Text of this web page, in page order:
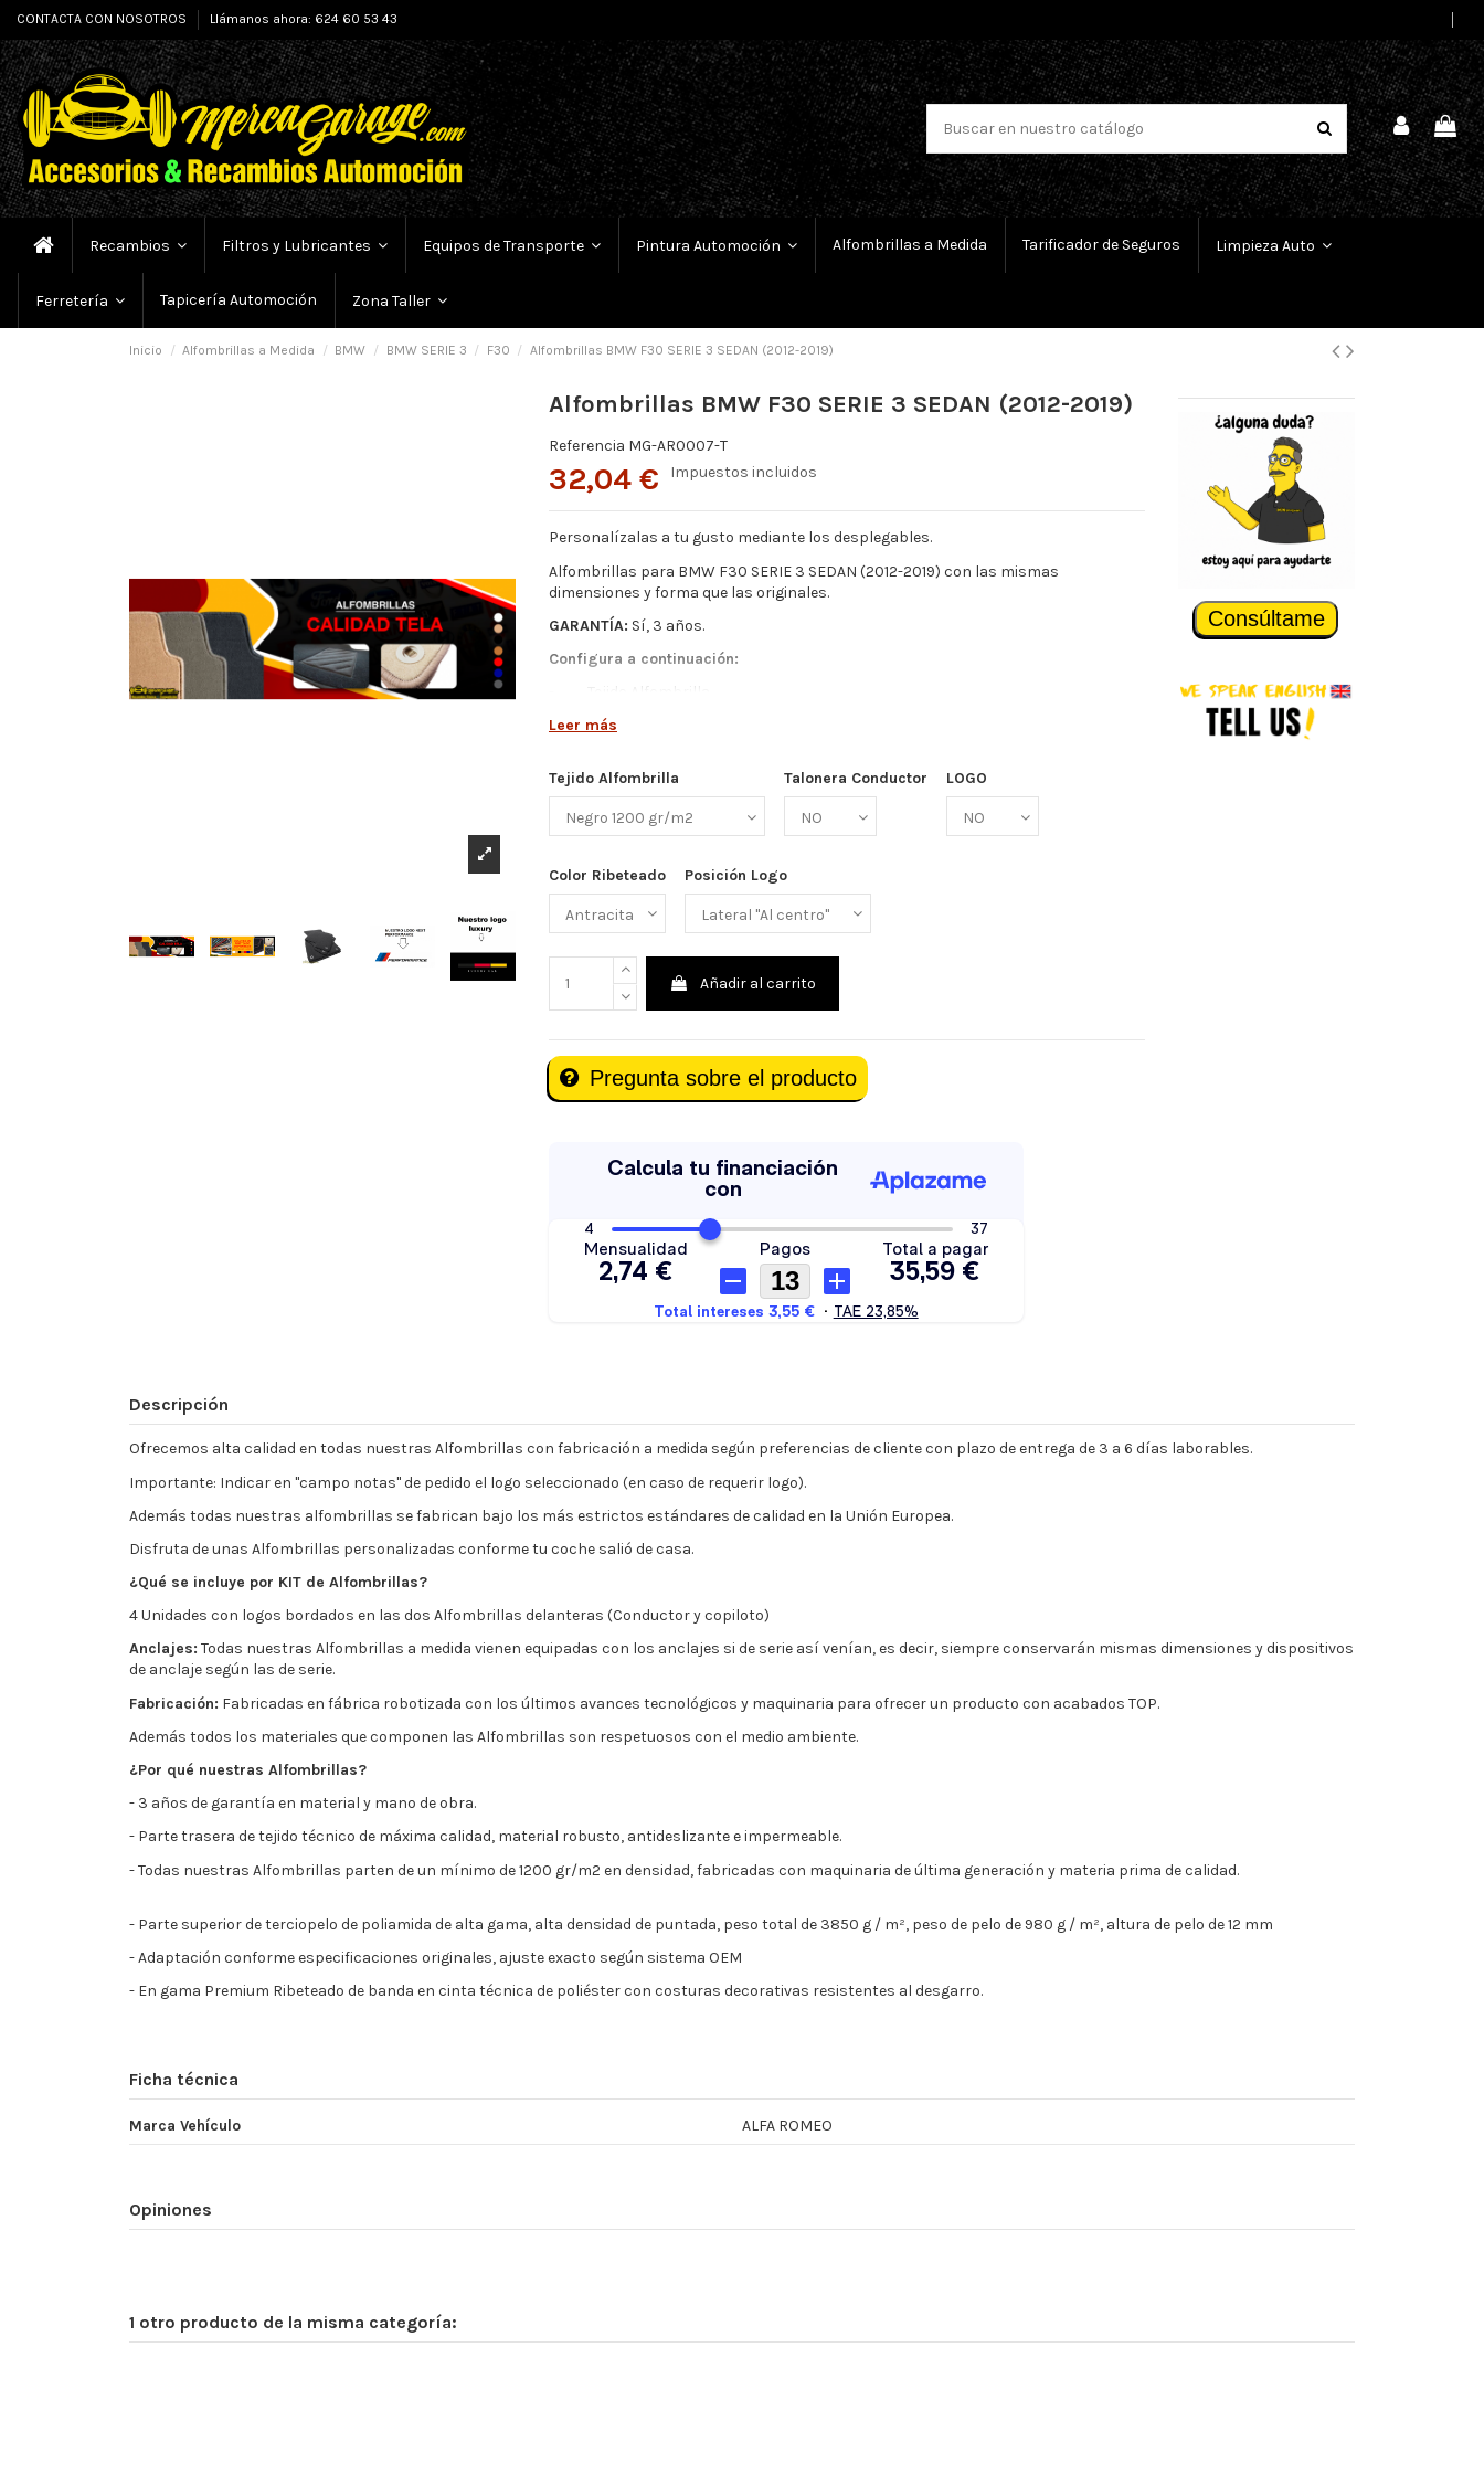
CONTACTA CON NOSOTROS Llámanos ahora: 624 60 53 43
Recambios Filtros y Lubricantes Equipos de Transporte Pintura Automoción Alfombrillas a Medida Tarificador de Seguros Limpieza Auto
Ferretería Tapicería Automoción Zona Taller
Inicio Alfombrillas a Medida BMW BMW SERIE 3 F30 Alfombrillas BMW F30 SERIE 3 SEDAN (2012-2019)
Alfombrillas BMW F30 SERIE 3 SEDAN (2012-2019)
Referencia MG-AR0007-T
32,04 € Impuestos incluidos
Personalízalas a tu gusto mediante los desplegables.
Alfombrillas para BMW F30 SERIE 3 SEDAN (2012-2019) con las mismas
dimensiones y forma que las originales.
GARANTÍA: Sí, 3 años.
Configura a continuación:
-
Talonera Conductor
-
Logo
Posición de Logo
Leer más
Tejido Alfombrilla Talonera Conductor LOGO
Color Ribeteado Posición Logo
Añadir al carrito
Pregunta sobre el producto
Consúltame
Descripción
Ofrecemos alta calidad en todas nuestras Alfombrillas con fabricación a medida según preferencias de cliente con plazo de entrega de 3 a 6 días laborables.
Importante: Indicar en "campo notas" de pedido el logo seleccionado (en caso de requerir logo).
Además todas nuestras alfombrillas se fabrican bajo los más estrictos estándares de calidad en la Unión Europea.
Disfruta de unas Alfombrillas personalizadas conforme tu coche salió de casa.
¿Qué se incluye por KIT de Alfombrillas?
4 Unidades con logos bordados en las dos Alfombrillas delanteras (Conductor y copiloto)
Anclajes: Todas nuestras Alfombrillas a medida vienen equipadas con los anclajes si de serie así venían, es decir, siempre conservarán mismas dimensiones y dispositivos
de anclaje según las de serie.
Fabricación: Fabricadas en fábrica robotizada con los últimos avances tecnológicos y maquinaria para ofrecer un producto con acabados TOP.
Además todos los materiales que componen las Alfombrillas son respetuosos con el medio ambiente.
¿Por qué nuestras Alfombrillas?
- 3 años de garantía en material y mano de obra.
- Parte trasera de tejido técnico de máxima calidad, material robusto, antideslizante e impermeable.
- Todas nuestras Alfombrillas parten de un mínimo de1200 gr/m2 en densidad, fabricadas con maquinaria de última generación y materia prima de calidad.
- Parte superior de terciopelo de poliamida de alta gama, alta densidad de puntada, peso total de 3850 g / m², peso de pelo de 980 g / m², altura de pelo de 12 mm
- Adaptación conforme especificaciones originales, ajuste exacto según sistema OEM
- En gama Premium Ribeteado de banda en cinta técnica de poliéster con costuras decorativas resistentes al desgarro.
Ficha técnica
Marca Vehículo ALFA ROMEO
Opiniones
1 otro producto de la misma categoría: